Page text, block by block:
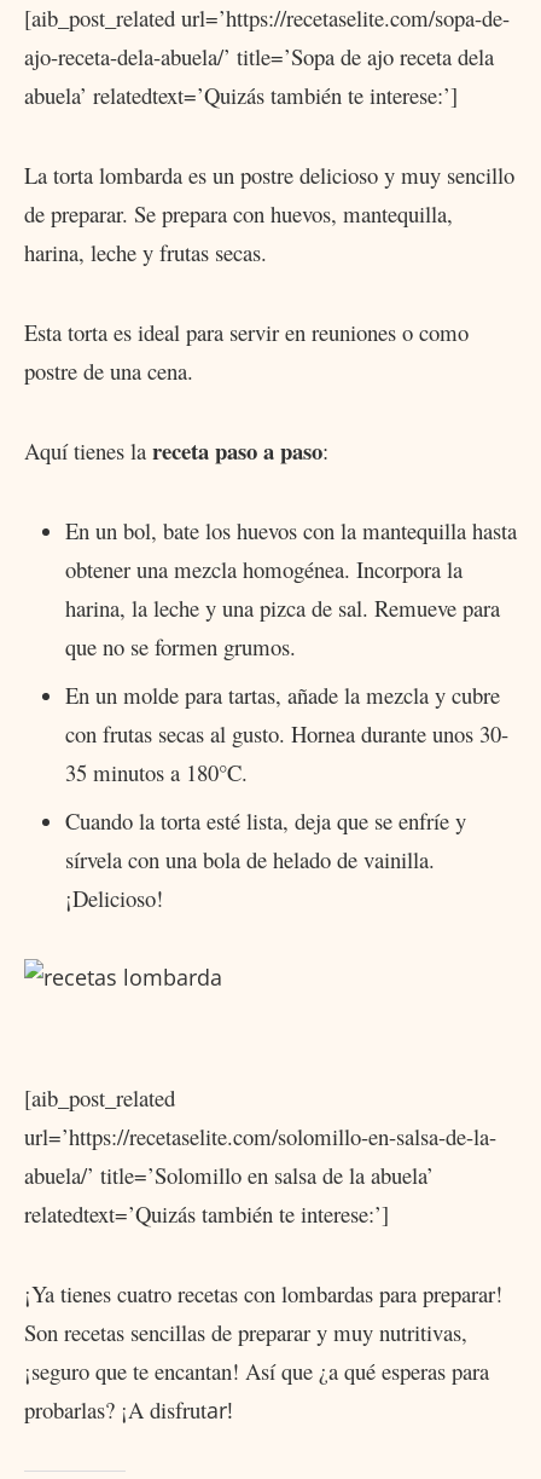
[aib_post_related url=’https://recetaselite.com/sopa-de-
ajo-receta-dela-abuela/’ title=’Sopa de ajo receta dela
abuela’ relatedtext=’Quizás también te interese:’]
La torta lombarda es un postre delicioso y muy sencillo
de preparar. Se prepara con huevos, mantequilla,
harina, leche y frutas secas.
Esta torta es ideal para servir en reuniones o como
postre de una cena.
Aquí tienes la receta paso a paso:
En un bol, bate los huevos con la mantequilla hasta
obtener una mezcla homogénea. Incorpora la
harina, la leche y una pizca de sal. Remueve para
que no se formen grumos.
En un molde para tartas, añade la mezcla y cubre
con frutas secas al gusto. Hornea durante unos 30-
35 minutos a 180°C.
Cuando la torta esté lista, deja que se enfríe y
sírvela con una bola de helado de vainilla.
¡Delicioso!
[aib_post_related
url=’https://recetaselite.com/solomillo-en-salsa-de-la-
abuela/’ title=’Solomillo en salsa de la abuela’
relatedtext=’Quizás también te interese:’]
¡Ya tienes cuatro recetas con lombardas para preparar!
Son recetas sencillas de preparar y muy nutritivas,
¡seguro que te encantan! Así que ¿a qué esperas para
probarlas? ¡A disfrutar!